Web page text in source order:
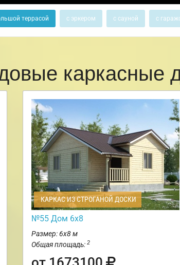
террасой с эркером с сауной с
каркасные
КАРКАС ИЗ СТРОГАНОЙ ДОСКИ
№55 Дом 6х8
Размер: 6х8 м
Общая площадь: 2